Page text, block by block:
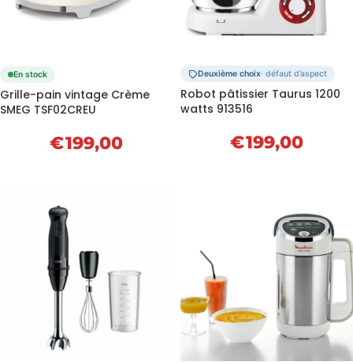
En stock
Grille-pain vintage Crème
SMEG TSF02CREU
€199,00
Deuxième choix· défaut d’aspect
Robot pâtissier Taurus 1200
watts 913516
€199,00